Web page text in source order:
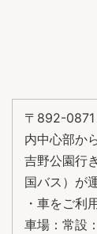
〒892-0871
内中心部か
吉野公園行
国バス）が
・車をご利
車場：常設